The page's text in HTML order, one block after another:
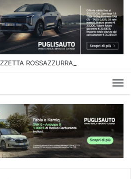
ROSSAZZURRA